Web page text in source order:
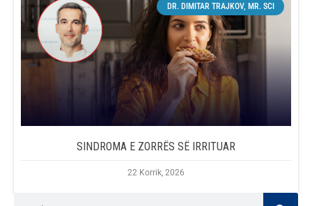
DR. DIMITAR TRAJKOV, MR. SCI
SINDROMA E ZORRËS SË IRRITUAR
22 Korrik, 2026